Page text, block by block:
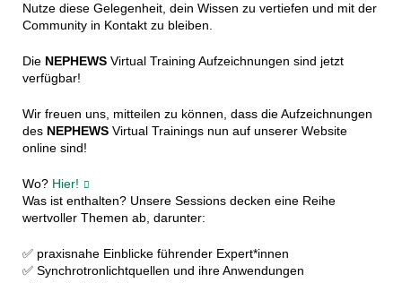
Nutze diese Gelegenheit, dein Wissen zu vertiefen und mit der
Community in Kontakt zu bleiben.
Die NEPHEWSVirtual Training Aufzeichnungen sind jetzt
verfügbar!
Wir freuen uns, mitteilen zu können, dass die Aufzeichnungen
des NEPHEWSVirtual Trainings nun auf unserer Website
online sind!
Wo? Hier!
Was ist enthalten? Unsere Sessions decken eine Reihe
wertvoller Themen ab, darunter:
✅ praxisnahe Einblicke führender Expert*innen
✅ Synchrotronlichtquellen und ihre Anwendungen